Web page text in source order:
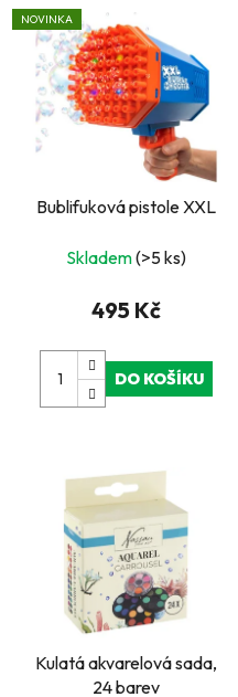
NOVINKA
Bublifuková pistole XXL
Skladem(>5 ks)
495 Kč
DO KOŠÍKU
Kulatá akvarelová sada,
24 barev